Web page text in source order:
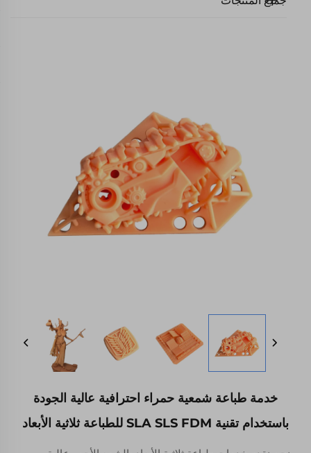
خدمة طباعة شمعية حمراء احترافية عالية الجودة
باستخدام تقنية SLA SLS FDM للطباعة ثلاثية الأبعاد